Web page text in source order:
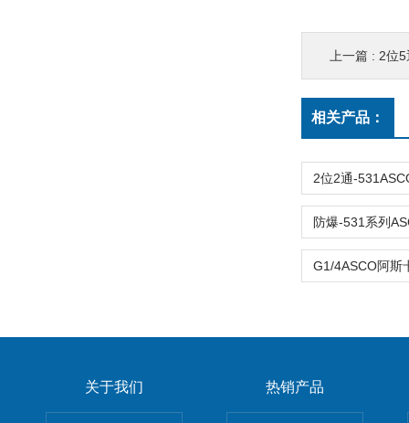
上一篇 : 2位5通
相关产品：
关于我们 热销产品